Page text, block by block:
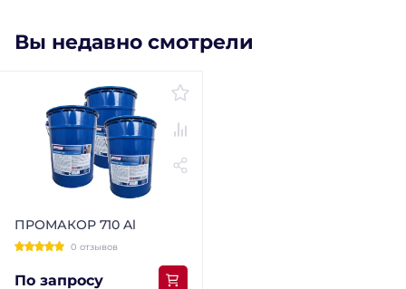
Вы недавно смотрели
ПРОМАКОР 710 Al
0 отзывов
По запросу